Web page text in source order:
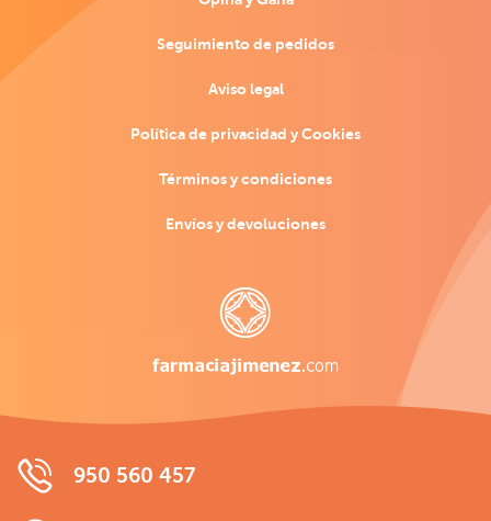
Seguimiento de pedidos
Aviso legal
Política de privacidad y Cookies
Términos y condiciones
Envíos y devoluciones
950 560 457